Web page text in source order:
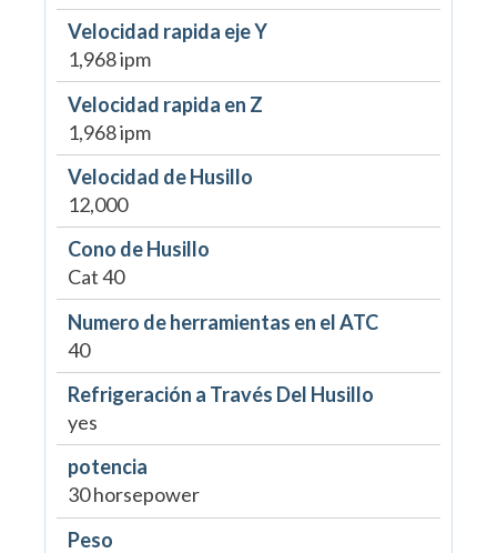
Velocidad rapida eje Y
1,968 ipm
Velocidad rapida en Z
1,968 ipm
Velocidad de Husillo
12,000
Cono de Husillo
Cat 40
Numero de herramientas en el ATC
40
Refrigeración a Través Del Husillo
yes
potencia
30 horsepower
Peso